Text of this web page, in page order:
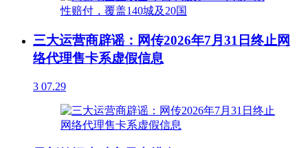
三大运营商辟谣：网传2026年7月31日终止网
络代理售卡系虚假信息
3 07.29